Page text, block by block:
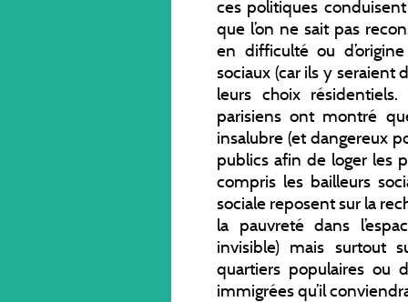
ces politiques
que l’on ne sait pas
en difficulté ou
sociaux (car ils y
leurs choix
parisiens ont montré
insalubre (et dangereux
publics afin de loger les
compris les bailleurs
sociale reposent sur la
la pauvreté dans
invisible) mais surtout
quartiers populaires ou
immigrées qu’il